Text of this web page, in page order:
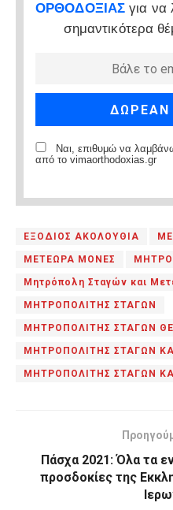
ΟΡΘΟΔΟΞΙΑΣ για να
σημαντικότερα
Ναι, επιθυμώ να
από το vimaorthodoxias.gr
ΕΞΟΔΙΟΣ ΑΚΟΛΟΥΘΙΑ
ΜΕΤΕΩΡΑ ΜΟΝΕΣ
Μητρόπολη Σταγών και
ΜΗΤΡΟΠΟΛΙΤΗΣ ΣΤΑΓΩΝ
ΜΗΤΡΟΠΟΛΙΤΗΣ ΣΤΑΓΩΝ
ΜΗΤΡΟΠΟΛΙΤΗΣ ΣΤΑΓΩΝ
ΜΗΤΡΟΠΟΛΙΤΗΣ ΣΤΑΓΩΝ
Πάσχα 2021: Όλα τα
προσδοκίες της